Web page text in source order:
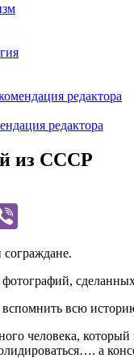
редактора
редактора
из СССР
всю
человека,
а